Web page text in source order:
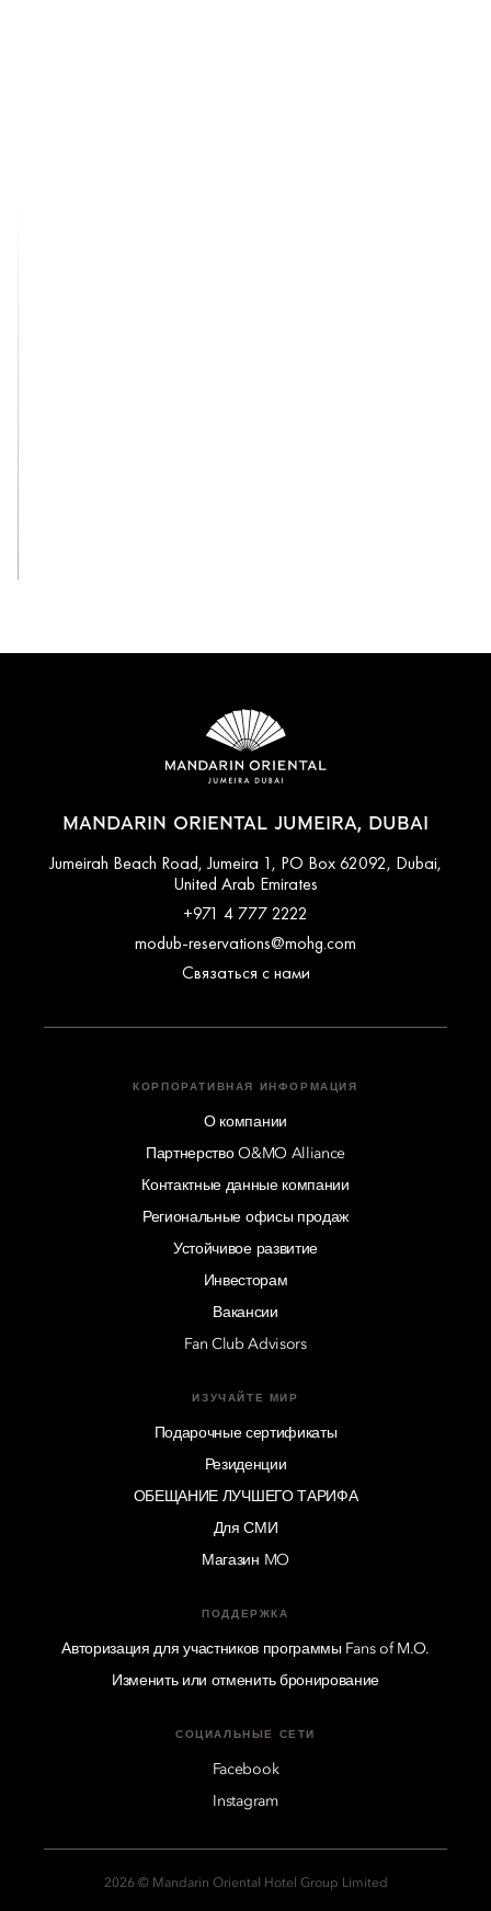
MANDARIN ORIENTAL JUMEIRA, DUBAI
Jumeirah Beach Road, Jumeira 1, PO Box 62092, Dubai,
United Arab Emirates
+971 4 777 2222
modub-reservations@mohg.com
Связаться с нами
КОРПОРАТИВНАЯ ИНФОРМАЦИЯ
О компании
Партнерство O&MO Alliance
Контактные данные компании
Региональные офисы продаж
Устойчивое развитие
Инвесторам
Вакансии
Fan Club Advisors
ИЗУЧАЙТЕ МИР
Подарочные сертификаты
Резиденции
ОБЕЩАНИЕ ЛУЧШЕГО ТАРИФА
Для СМИ
Магазин MO
ПОДДЕРЖКА
Авторизация для участников программы Fans of M.O.
Изменить или отменить бронирование
СОЦИАЛЬНЫЕ СЕТИ
Facebook
Instagram
2026 © Mandarin Oriental Hotel Group Limited